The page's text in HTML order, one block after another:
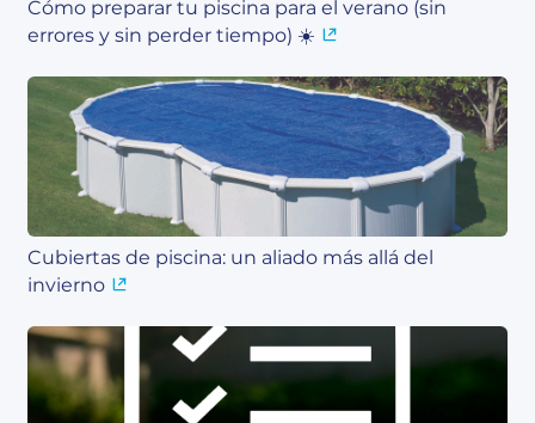
Cómo preparar tu piscina para el verano (sin
errores y sin perder tiempo) ☀️
Cubiertas de piscina: un aliado más allá del
invierno